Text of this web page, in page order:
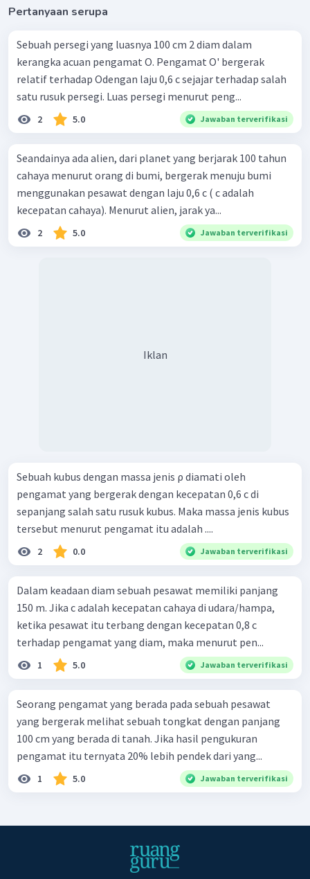
Pertanyaan serupa
Sebuah persegi yang luasnya 100 cm 2 diam dalam
kerangka acuan pengamat O. Pengamat O' bergerak
relatif terhadap Odengan laju 0,6 c sejajar terhadap salah
satu rusuk persegi. Luas persegi menurut peng...
2 5.0 Jawaban terverifikasi
Seandainya ada alien, dari planet yang berjarak 100 tahun
cahaya menurut orang di bumi, bergerak menuju bumi
menggunakan pesawat dengan laju 0,6 c ( c adalah
kecepatan cahaya). Menurut alien, jarak ya...
2 5.0 Jawaban terverifikasi
Iklan
Sebuah kubus dengan massa jenis ρ diamati oleh
pengamat yang bergerak dengan kecepatan 0,6 c di
sepanjang salah satu rusuk kubus. Maka massa jenis kubus
tersebut menurut pengamat itu adalah ....
2 0.0 Jawaban terverifikasi
Dalam keadaan diam sebuah pesawat memiliki panjang
150 m. Jika c adalah kecepatan cahaya di udara/hampa,
ketika pesawat itu terbang dengan kecepatan 0,8 c
terhadap pengamat yang diam, maka menurut pen...
1 5.0 Jawaban terverifikasi
Seorang pengamat yang berada pada sebuah pesawat
yang bergerak melihat sebuah tongkat dengan panjang
100 cm yang berada di tanah. Jika hasil pengukuran
pengamat itu ternyata 20% lebih pendek dari yang...
1 5.0 Jawaban terverifikasi